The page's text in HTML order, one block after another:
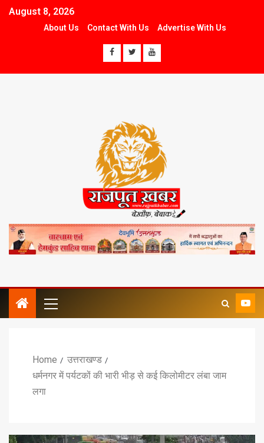
August 8, 2026
About Us Contact With Us Advertise With Us
Home
उत्तराखण्ड
धर्मनगर में पर्यटकों की भारी भीड़ से कई किलोमीटर लंबा जाम
लगा